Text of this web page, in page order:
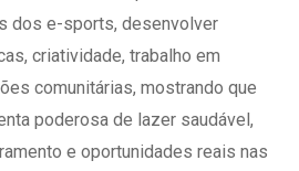
dos e-sports, desenvolver
criatividade, trabalho em
comunitárias, mostrando que
poderosa de lazer saudável,
e oportunidades reais nas